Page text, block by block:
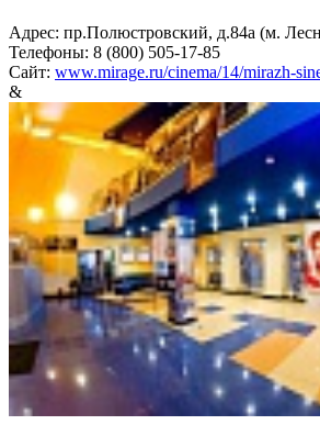
Адрес: пр.Полюстровский, д.84а (м.
Телефоны: 8 (800) 505-17-85
Сайт: www.mirage.ru/cinema/14/mirazh-
&